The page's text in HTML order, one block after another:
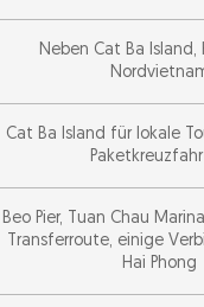
Neben Cat Ba Island,
Cat Ba Island für lokale
Beo Pier, Tuan Chau
Transferroute, einige
Hai Phong